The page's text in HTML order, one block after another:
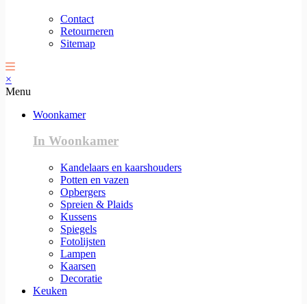
Contact
Retourneren
Sitemap
×
Menu
Woonkamer
In Woonkamer
Kandelaars en kaarshouders
Potten en vazen
Opbergers
Spreien & Plaids
Kussens
Spiegels
Fotolijsten
Lampen
Kaarsen
Decoratie
Keuken